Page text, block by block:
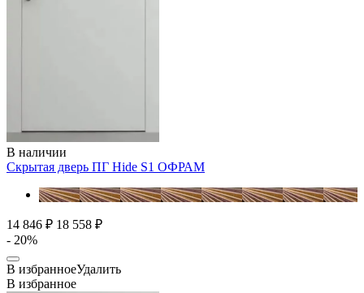
В наличии
Скрытая дверь ПГ Hide S1 ОФРАМ
14 846 ₽ 18 558 ₽
- 20%
В избранноеУдалить
В избранное